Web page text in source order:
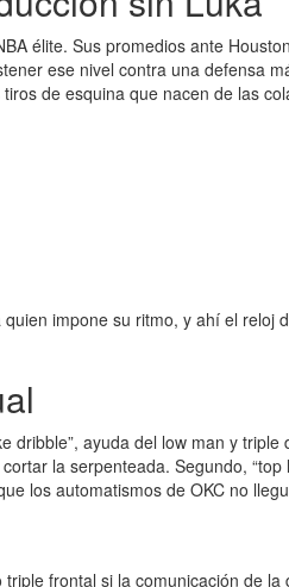
élite. Sus promedios ante
ese nivel contra una defensa
de esquina que nacen de las
impone su ritmo, y ahí el reloj
dribble”, ayuda del low man y
la serpenteada. Segundo, “top
los automatismos de OKC no
frontal si la comunicación de la